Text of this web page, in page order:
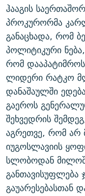
ᲨᲘᲜ - ᲣᲪᲮᲝᲔᲗᲨᲘ
ᲚᲘᲢᲔᲠᲐᲢᲣᲠᲣᲚᲘ
ᲐᲛᲔᲠᲘᲙᲣᲚᲘ
ᲘᲛᲞᲔᲠᲘᲐ ᲓᲐ ᲠᲐᲓᲘᲝ
11 ᲬᲔᲚᲘ - 11 ᲐᲛᲑᲐᲕᲘ
ᲡᲐᲞᲐᲠᲚᲐᲛᲔᲜᲢᲝ
ᲑᲐᲕᲨᲕᲔᲑᲘ
5 ᲐᲛᲑᲐᲕᲘ - 20
ᲐᲒᲕᲘᲡᲢᲝᲡ ᲝᲛᲘ
ПРИВЕТ ᲙᲣᲚᲢᲣᲠᲐ
რთე/რთ-ის
ჰააგის
პროკურორმა
განაცხადა, რომ
პოლიტიკური ნება,
რომ
ლიდერი რატკო
დანაშაულში
გაეროს
შეხვედრის
აგრეთვე, რომ არ
იუგოსლავიის
სლობოდან
განთავისუფლება
გაუარესებასთან